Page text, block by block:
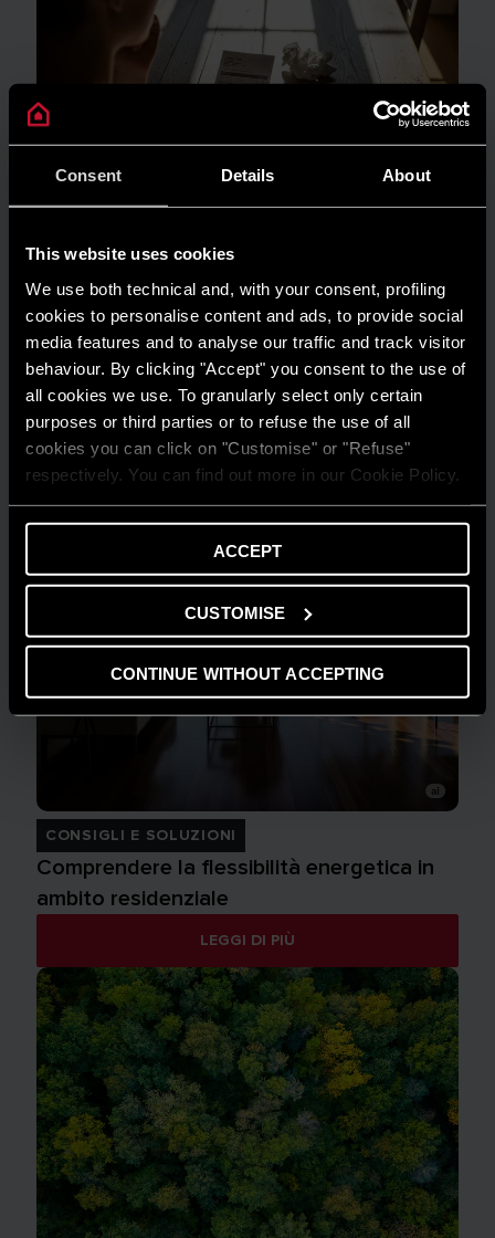
Consent Details About
This website uses cookies
We use both technical and, with your consent, profiling
cookies to personalise content and ads, to provide social
media features and to analyse our traffic and track visitor
behaviour. By clicking "Accept" you consent to the use of
all cookies we use. To granularly select only certain
purposes or third parties or to refuse the use of all
cookies you can click on "Customise" or "Refuse"
respectively. You can find out more in our Cookie Policy.
ACCEPT
CUSTOMISE
CONTINUE WITHOUT ACCEPTING
GUIDA AL RISPARMIO
Quanto consuma un condizionatore?
LEGGI DI PIÙ
CONSIGLI E SOLUZIONI
Comprendere la flessibilità energetica in
ambito residenziale
LEGGI DI PIÙ